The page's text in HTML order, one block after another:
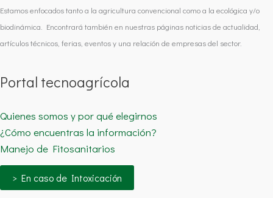
Estamos enfocados tanto a la agricultura convencional como a la ecológica y/o
biodinámica. Encontrará también en nuestras páginas noticias de actualidad,
artículos técnicos, ferias, eventos y una relación de empresas del sector.
Portal tecnoagrícola
Quienes somos y por qué elegirnos
¿Cómo encuentras la información?
Manejo de Fitosanitarios
> En caso de Intoxicación